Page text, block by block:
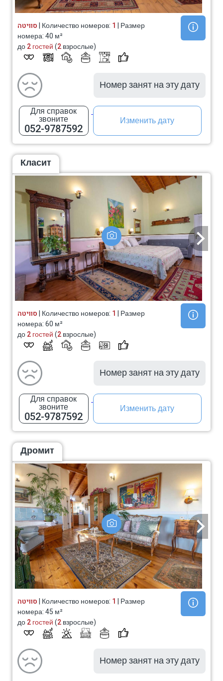
סוויטה| Количество номеров: 1 | Размер
номера: 40 м²
до2 гостей(2взрослые)
Номер занят на эту дату
Для справок
звоните
052-9787592
Изменить дату
Класит
סוויטה| Количество номеров: 1 | Размер
номера: 60 м²
до2 гостей(2взрослые)
Номер занят на эту дату
Для справок
звоните
052-9787592
Изменить дату
Дромит
סוויטה| Количество номеров: 1 | Размер
номера: 45 м²
до2 гостей(2взрослые)
Номер занят на эту дату